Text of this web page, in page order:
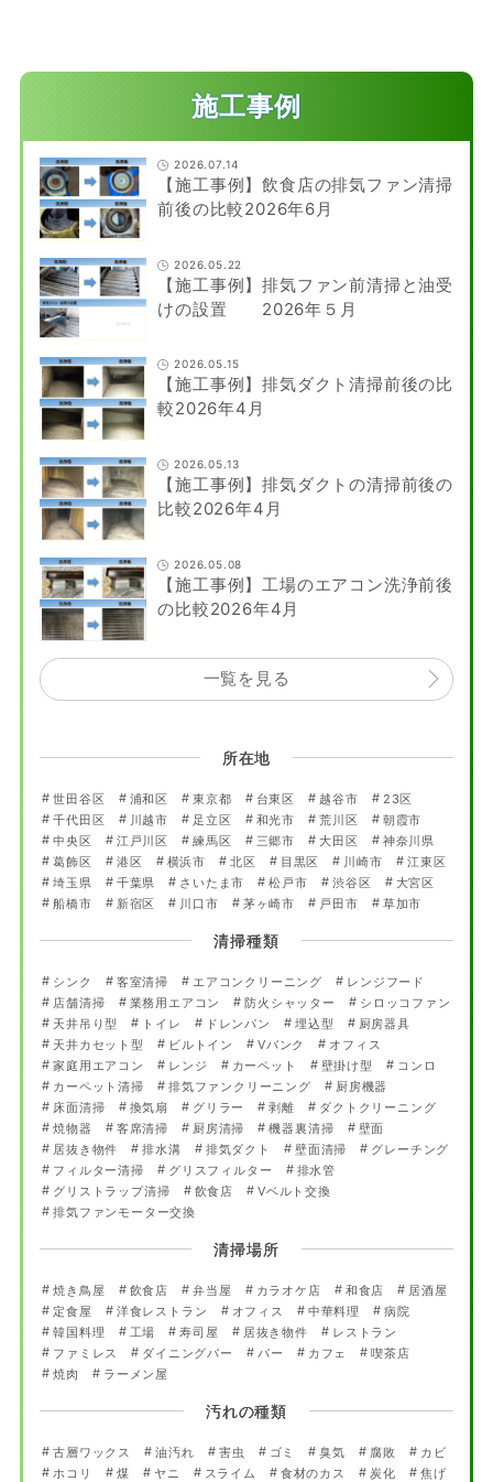
施工事例
2026.07.14
【施工事例】飲食店の排気ファン清掃
前後の比較2026年6月
2026.05.22
【施工事例】排気ファン前清掃と油受
けの設置 2026年５月
2026.05.15
【施工事例】排気ダクト清掃前後の比
較2026年4月
2026.05.13
【施工事例】排気ダクトの清掃前後の
比較2026年4月
2026.05.08
【施工事例】工場のエアコン洗浄前後
の比較2026年4月
一覧を見る
所在地
世田谷区 浦和区 東京都 台東区 越谷市
23区
千代田区
川越市 足立区 和光市 荒川区
朝霞市
中央区
江戸川区 練馬区 三郷市 大田区
神奈川県
葛飾区
港区 横浜市 北区 目黒区 川崎市
江東区
埼玉県
千葉県 さいたま市 松戸市 渋谷区
大宮区
船橋市
新宿区 川口市 茅ヶ崎市 戸田市 草加市
清掃種類
シンク 客室清掃 エアコンクリーニング
レンジフード
店舗清掃
業務用エアコン 防火シャッター
シロッコファン
天井吊り型
トイレ ドレンパン 埋込型
厨房器具
天井カセット型
ビルトイン Vバンク
オフィス
家庭用エアコン
レンジ カーペット 壁掛け型
コンロ
カーペット清掃
排気ファンクリーニング
厨房機器
床面清掃
換気扇 グリラー 剥離
ダクトクリーニング
焼物器
客席清掃 厨房清掃 機器裏清掃
壁面
居抜き物件
排水溝 排気ダクト 壁面清掃
グレーチング
フィルター清掃
グリスフィルター
排水管
グリストラップ清掃
飲食店
Vベルト交換
排気ファンモーター交換
清掃場所
焼き鳥屋 飲食店 弁当屋 カラオケ店 和食店
居酒屋
定食屋
洋食レストラン オフィス 中華料理
病院
韓国料理
工場 寿司屋 居抜き物件
レストラン
ファミレス
ダイニングバー バー カフェ
喫茶店
焼肉
ラーメン屋
汚れの種類
古層ワックス 油汚れ 害虫 ゴミ 臭気 腐敗
カビ
ホコリ
煤 ヤニ スライム 食材のカス 炭化
焦げ